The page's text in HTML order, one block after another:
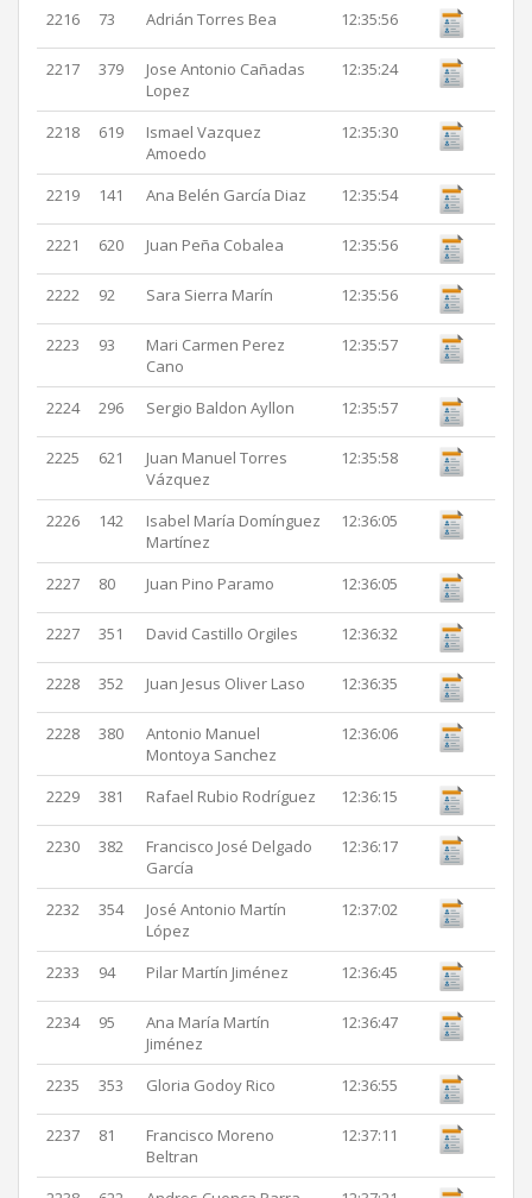
2216 73 Adrián Torres Bea 12:35:56
2217 379
Jose Antonio Cañadas
Lopez
12:35:24
2218 619
Ismael Vazquez
Amoedo
12:35:30
2219 141 Ana Belén García Diaz 12:35:54
2221 620 Juan Peña Cobalea 12:35:56
2222 92 Sara Sierra Marín 12:35:56
2223 93
Mari Carmen Perez
Cano
12:35:57
2224 296 Sergio Baldon Ayllon 12:35:57
2225 621
Juan Manuel Torres
Vázquez
12:35:58
2226 142
Isabel María Domínguez
Martínez
12:36:05
2227 80 Juan Pino Paramo 12:36:05
2227 351 David Castillo Orgiles 12:36:32
2228 352 Juan Jesus Oliver Laso 12:36:35
2228 380
Antonio Manuel
Montoya Sanchez
12:36:06
2229 381 Rafael Rubio Rodríguez 12:36:15
2230 382
Francisco José Delgado
García
12:36:17
2232 354
José Antonio Martín
López
12:37:02
2233 94 Pilar Martín Jiménez 12:36:45
2234 95
Ana María Martín
Jiménez
12:36:47
2235 353 Gloria Godoy Rico 12:36:55
2237 81
Francisco Moreno
Beltran
12:37:11